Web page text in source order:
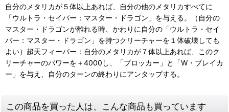
自分のメタリカが５体以上あれば、自分の他のメタリカすべてに
「ウルトラ・セイバー：マスター・ドラゴン」を与える。（自分の
マスター・ドラゴンが離れる時、かわりに自分の「ウルトラ・セイ
バー：マスター・ドラゴン」を持つクリーチャーを１体破壊しても
よい）超天フィーバー：自分のメタリカが７体以上あれば、このク
リーチャーのパワーを＋4000し、「ブロッカー」と「W・ブレイカ
ー」を与え、自分のターンの終わりにアンタップする。
この商品を買った人は、こんな商品も買っています